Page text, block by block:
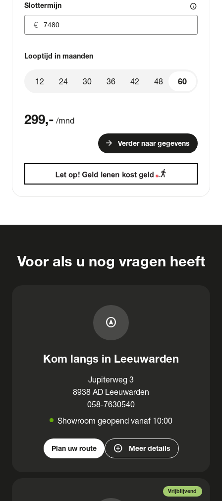
Slottermijn info
Looptijd in maanden
60
12 24 30 36 42 48 60
299,- /mnd
arrow_forward Verder naar gegevens
Voor als u nog vragen heeft
assistant_navigation
Kom langs in Leeuwarden
Jupiterweg 3
8938 AD Leeuwarden
058-7630540
Showroom geopend vanaf 10:00
Plan uw route add_circle Meer details
Vrijblijvend